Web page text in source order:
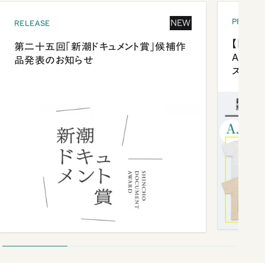
RELEASE NEW
第二十五回「新潮ドキュメント賞」候補作
品発表のお知らせ
【「新
ズプレ